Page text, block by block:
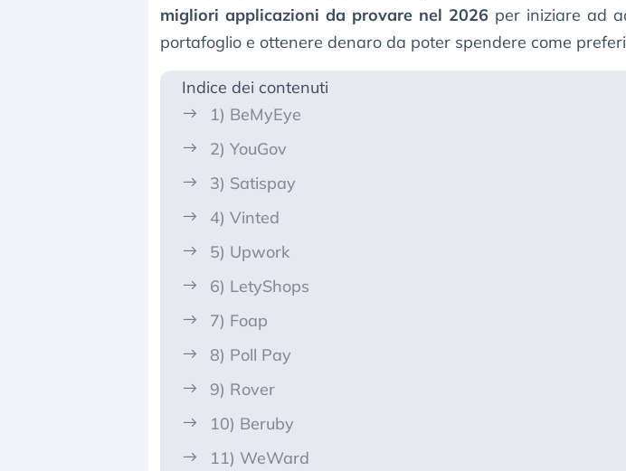
migliori applicazioni da provare nel 2026 per iniziare ad
portafoglio e ottenere denaro da poter spendere come
Indice dei contenuti
1) BeMyEye
2) YouGov
3) Satispay
4) Vinted
5) Upwork
6) LetyShops
7) Foap
8) Poll Pay
9) Rover
10) Beruby
11) WeWard